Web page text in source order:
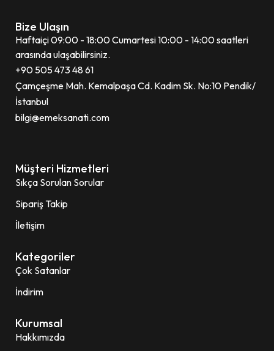
Bize Ulaşın
Haftaiçi 09:00 - 18:00 Cumartesi 10:00 - 14:00 saatleri
arasında ulaşabilirsiniz.
+90 505 473 48 61
Çamçeşme Mah. Kemalpaşa Cd. Kadim Sk. No:10 Pendik/
İstanbul
bilgi@emeksanati.com
Müşteri Hizmetleri
Sıkça Sorulan Sorular
Sipariş Takip
İletişim
Kategoriler
Çok Satanlar
İndirim
Kurumsal
Hakkımızda